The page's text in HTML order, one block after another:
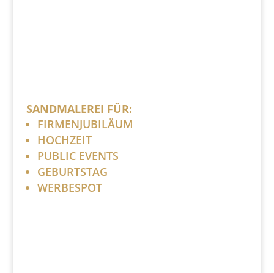
SANDMALEREI FÜR:
FIRMENJUBILÄUM
HOCHZEIT
PUBLIC EVENTS
GEBURTSTAG
WERBESPOT